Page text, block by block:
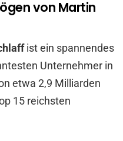
von Martin
ist ein spannendes
Unternehmer in
etwa 2,9 Milliarden
15 reichsten